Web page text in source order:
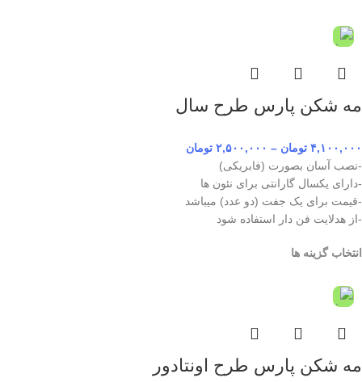
مه شکن پارس طرح سال
۴,۱۰۰,۰۰۰ تومان – ۲,۵۰۰,۰۰۰ تومان
-نصب آسان بصورت (فابریکی)
-دارای یکسال گارانتی برای نئون ها
-قیمت برای یک جفت (دو عدد) میباشد
-از هدلایت فن دار استفاده شود
انتخاب گزینه ها
مه شکن پارس طرح اونتادور